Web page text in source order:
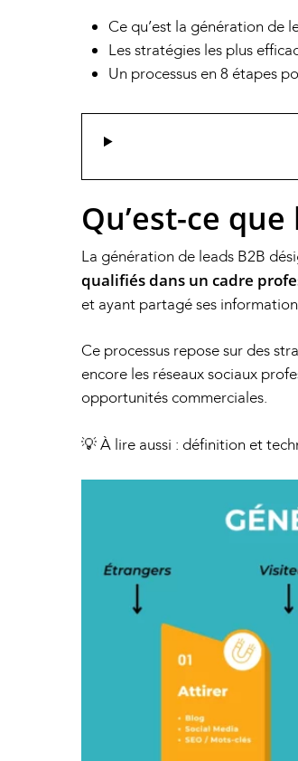
Ce qu’est la génération de
Les stratégies les plus
Un processus en 8 étapes
Qu’est-ce
La génération de leads B2B
qualifiés dans un cadre
et ayant partagé ses
Ce processus repose sur des
encore les réseaux sociaux
opportunités commerciales.
💡 À lire aussi : définition et